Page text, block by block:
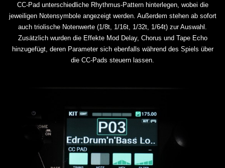
CC-Pad unterschiedliche Rhythmus-Pattern hinterlegen, wobei die
jeweiligen Notensymbole angezeigt werden. Außerdem stehen ab sofort
auch triolische Notenwerte (1/8t, 1/16t, 1/32t, 1/64t) zur Auswahl.
Zusätzlich wurden die Effekte Mod Delay, Chorus und Tape Echo
hinzugefügt, deren Parameter sich ebenfalls während des Spiels über
die CC-Pads steuern lassen.